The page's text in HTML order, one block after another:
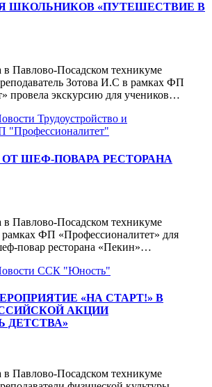
ШКОЛЬНИКОВ «ПУТЕШЕСТВИЕ В
в Павлово-Посадском техникуме
Зотова И.С в рамках ФП
провела экскурсию для учеников…
Трудоустройство и
"Профессионалитет"
ШЕФ-ПОВАРА РЕСТОРАНА
в Павлово-Посадском техникуме
ФП «Профессионалитет» для
повар ресторана «Пекин»…
ССК "Юность"
«НА СТАРТ!» В
АКЦИИ
ДЕТСТВА»
в Павлово-Посадском техникуме